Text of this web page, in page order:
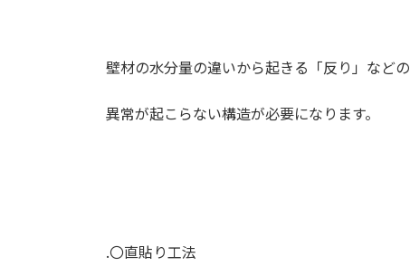
壁材の水分量の違いから起きる「反り」などの
異常が起こらない構造が必要になります。
.〇直貼り工法